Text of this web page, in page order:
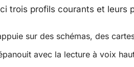
trois profils courants et leurs
sur des schémas, des
avec la lecture à voix